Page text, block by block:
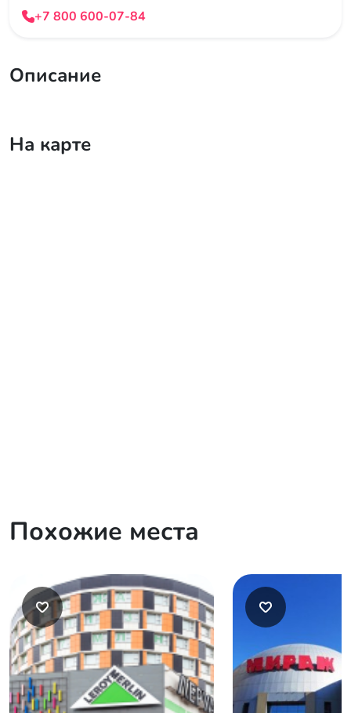
+7 800 600-07-84
Описание
На карте
Похожие места